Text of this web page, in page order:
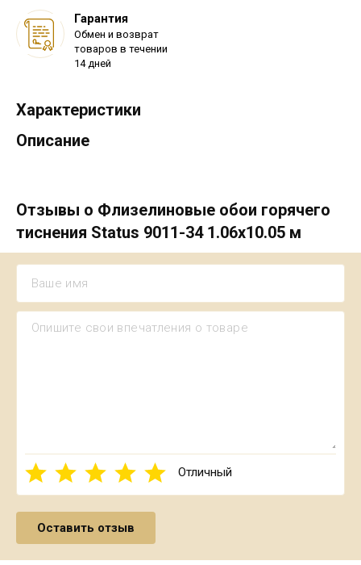
Гарантия
Обмен и возврат
товаров в течении
14 дней
Характеристики
Описание
Отзывы о Флизелиновые обои горячего
тиснения Status 9011-34 1.06х10.05 м
Отличный